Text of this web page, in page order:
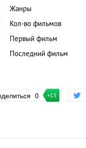
Жанры
Кол-во фильмов
Первый фильм
Последний фильм
0 +15